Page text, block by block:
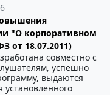
"О корпоративном
от 18.07.2011)
совместно с
успешно
выдаются
установленного